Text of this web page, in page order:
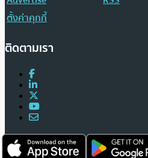
ตั้งค่าคุกกี้
ติดตามเรา